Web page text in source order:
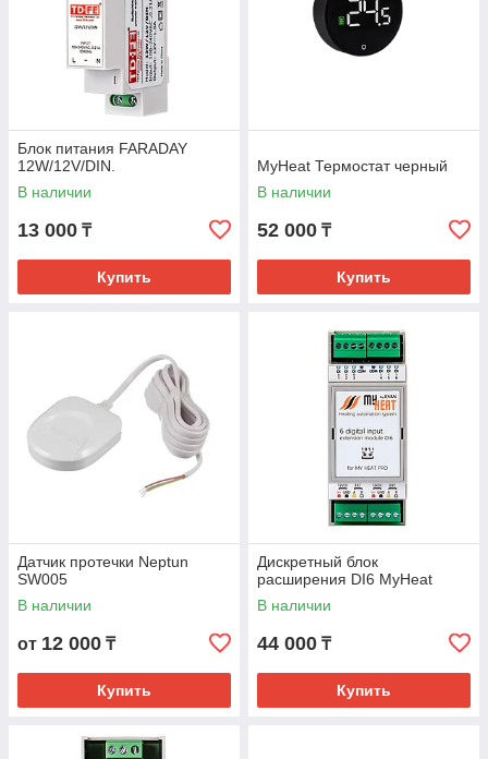
Блок питания FARADAY
12W/12V/DIN.
В наличии
13 000 ₸
Купить
MyHeat Термостат черный
В наличии
52 000 ₸
Купить
Датчик протечки Neptun
SW005
В наличии
от 12 000 ₸
Купить
Дискретный блок
расширения DI6 MyHeat
В наличии
44 000 ₸
Купить